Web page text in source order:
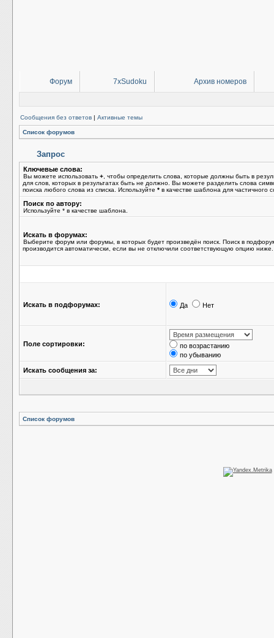
Форум 7xSudoku Архив номеров
Сообщения без ответов | Активные темы
Список форумов
Запрос
Ключевые слова:
Вы можете использовать + , чтобы определить слова, которые должны быть в
для слов, которых в результатах быть не должно. Вы можете разделить слова
поиска любого слова из списка. Используйте * в качестве шаблона для частичного
Поиск по автору:
Используйте * в качестве шаблона.
Искать в форумах:
Выберите форум или форумы, в которых будет произведён поиск. Поиск в
производится автоматически, если вы не отключили соответствующую опцию ниже.
Искать в подфорумах: Да Нет
Поле сортировки:
по возрастанию
по убыванию
Искать сообщения за:
Список форумов